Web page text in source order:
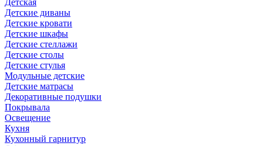
Детская
Детские диваны
Детские кровати
Детские шкафы
Детские стеллажи
Детские столы
Детские стулья
Модульные детские
Детские матрасы
Декоративные подушки
Покрывала
Освещение
Кухня
Кухонный гарнитур